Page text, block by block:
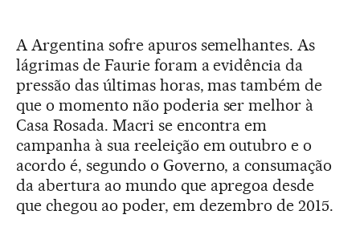
A Argentina sofre apuros semelhantes. As
lágrimas de Faurie foram a evidência da
pressão das últimas horas, mas também de
que o momento não poderia ser melhor à
Casa Rosada. Macri se encontra em
campanha à sua reeleição em outubro e o
acordo é, segundo o Governo, a consumação
da abertura ao mundo que apregoa desde
que chegou ao poder, em dezembro de 2015.